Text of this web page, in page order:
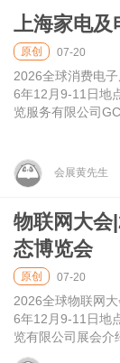
来，大量三四线
从6个月拉长至2-3
的"垫资干活"模式
工资。2024年以
上海家电及
原创 07-20
2026全球消费电
6年12月9-11日地
览服务有限公司
会展黄先生
物联网大会
态博览会
原创 07-20
2026全球物联网
6年12月9-11日地
览有限公司展会介
业生态博览会,简